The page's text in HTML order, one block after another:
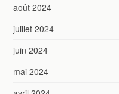
août 2024
juillet 2024
juin 2024
mai 2024